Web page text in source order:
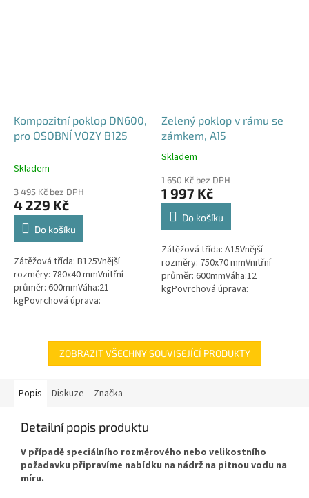
Kompozitní poklop DN600,
pro OSOBNÍ VOZY B125
Skladem
3 495 Kč bez DPH
4 229 Kč
Do košíku
Zátěžová třída: B125Vnější
rozměry: 780x40 mmVnitřní
průměr: 600mmVáha:21
kgPovrchová úprava:
Zelený poklop v rámu se
zámkem, A15
Průměrné
produktu
je
4,6
hvězdiček.
Skladem
1 650 Kč bez DPH
1 997 Kč
Do košíku
Zátěžová třída: A15Vnější
rozměry: 750x70 mmVnitřní
průměr: 600mmVáha:12
kgPovrchová úprava:
ZOBRAZIT VŠECHNY SOUVISEJÍCÍ PRODUKTY
Popis Diskuze Značka
Detailní popis produktu
V případě speciálního rozměrového nebo velikostního
požadavku připravíme nabídku na nádrž na pitnou vodu na
míru.